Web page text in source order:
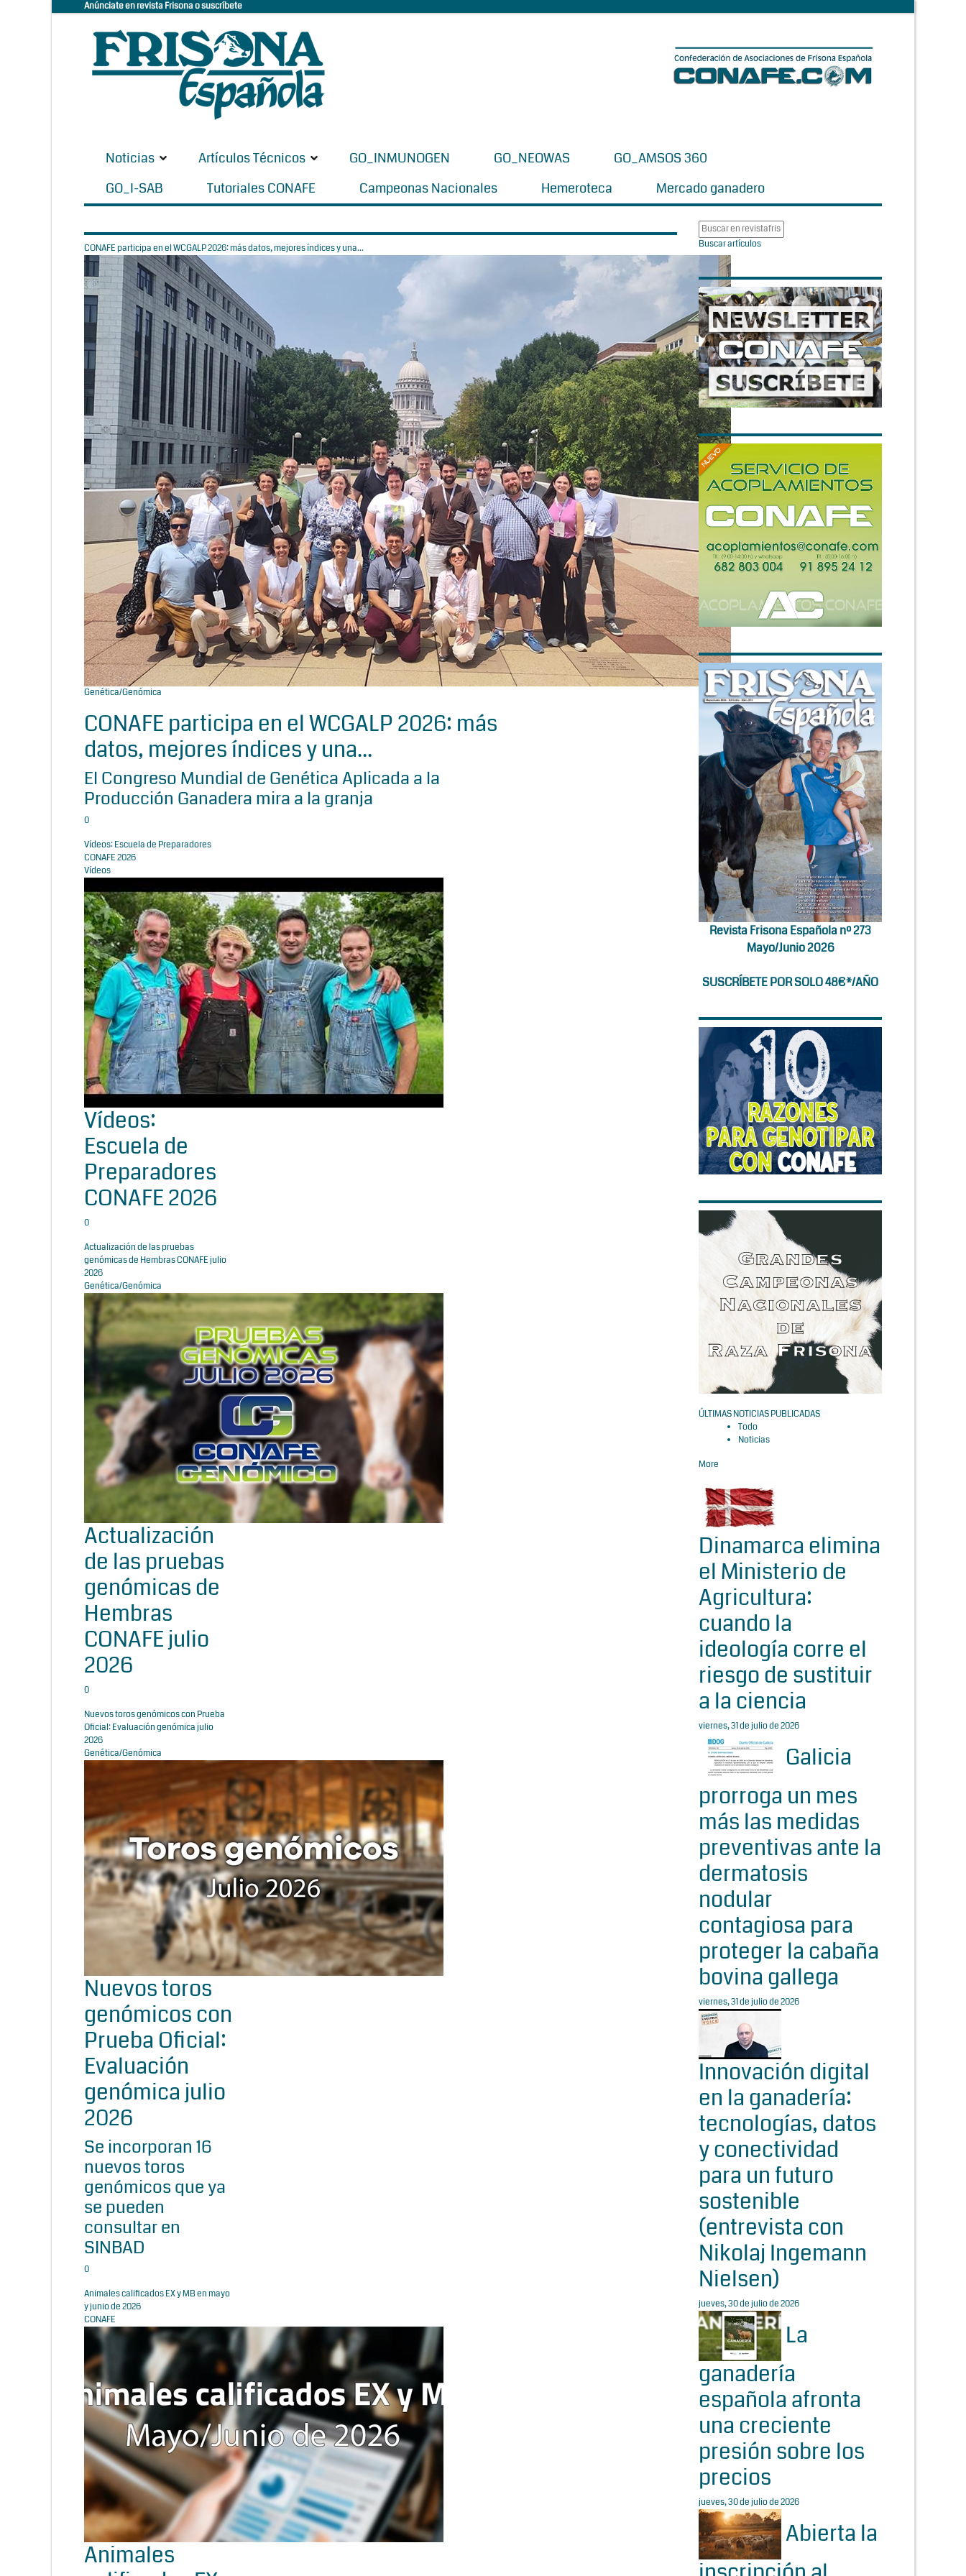
Anúnciate en revista Frisona o suscríbete
Noticias Artículos Técnicos GO_INMUNOGEN GO_NEOWAS
GO_AMSOS 360
GO_I-SAB
Tutoriales CONAFE Campeonas Nacionales Hemeroteca Mercado ganadero
CONAFE participa en el WCGALP 2026: más datos, mejores índices y una...
Genética/Genómica
CONAFE participa en el WCGALP 2026: más
datos, mejores índices y una...
El Congreso Mundial de Genética Aplicada a la
Producción Ganadera mira a la granja
0
Vídeos: Escuela de Preparadores
CONAFE 2026
Vídeos
Vídeos:
Escuela de
Preparadores
CONAFE 2026
0
Actualización de las pruebas
genómicas de Hembras CONAFE julio
2026
Genética/Genómica
Actualización
de las pruebas
genómicas de
Hembras
CONAFE julio
2026
0
Nuevos toros genómicos con Prueba
Oficial: Evaluación genómica julio
2026
Genética/Genómica
Nuevos toros
genómicos con
Prueba Oficial:
Evaluación
genómica julio
2026
Se incorporan 16
nuevos toros
genómicos que ya
se pueden
consultar en
SINBAD
0
Animales calificados EX y MB en mayo
y junio de 2026
CONAFE
Animales
Buscar artículos
Revista Frisona Española nº 273
Mayo/Junio 2026
SUSCRÍBETE POR SOLO 48€*/AÑO
ÚLTIMAS NOTICIAS PUBLICADAS
Todo
Noticias
More
Dinamarca elimina
el Ministerio de
Agricultura:
cuando la
ideología corre el
riesgo de sustituir
a la ciencia
viernes, 31 de julio de 2026
Galicia
prorroga un mes
más las medidas
preventivas ante la
dermatosis
nodular
contagiosa para
proteger la cabaña
bovina gallega
viernes, 31 de julio de 2026
Innovación digital
en la ganadería:
tecnologías, datos
y conectividad
para un futuro
sostenible
(entrevista con
Nikolaj Ingemann
Nielsen)
jueves, 30 de julio de 2026
La
ganadería
española afronta
una creciente
presión sobre los
precios
jueves, 30 de julio de 2026
Abierta la